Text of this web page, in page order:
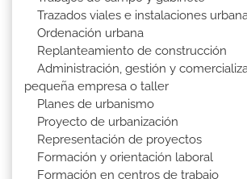
Trazados viales e instalaciones
Ordenación urbana
Replanteamiento de construcción
Administración, gestión y
pequeña empresa o taller
Planes de urbanismo
Proyecto de urbanización
Representación de proyectos
Formación y orientación laboral
Formación en centros de trabajo